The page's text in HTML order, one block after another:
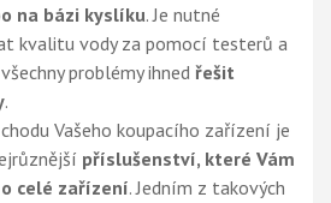
na bázi kyslíku. Je nutné
kvalitu vody za pomocí testerů a
problémy ihned řešit
.
Vašeho koupacího zařízení je
příslušenství, které Vám
celé zařízení. Jedním z takových